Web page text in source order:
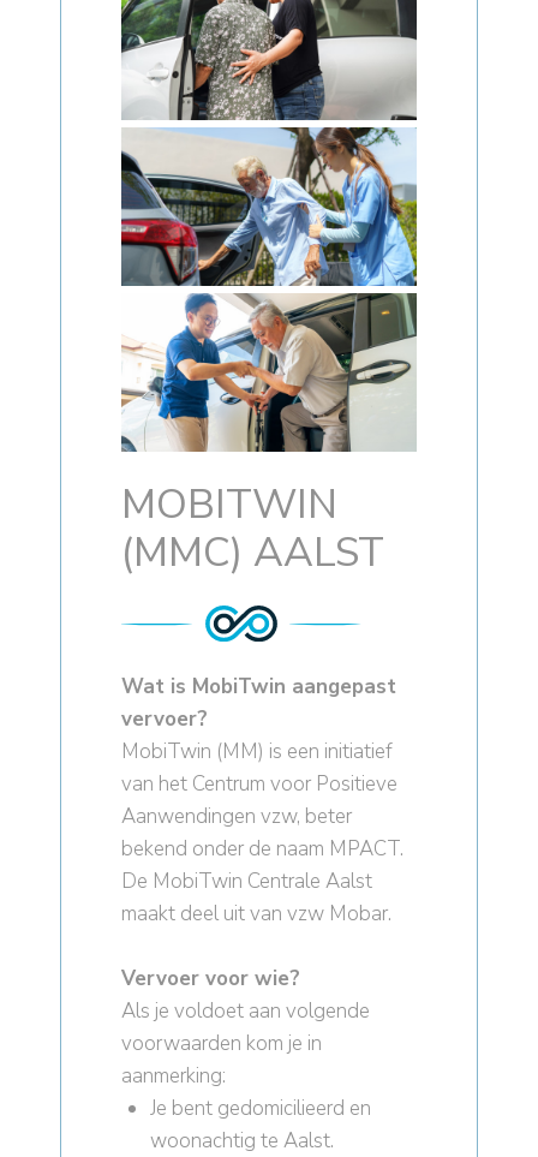
MOBITWIN
(MMC) AALST
Wat is MobiTwin aangepast
vervoer?
MobiTwin (MM) is een initiatief
van het Centrum voor Positieve
Aanwendingen vzw, beter
bekend onder de naam MPACT.
De MobiTwin Centrale Aalst
maakt deel uit van vzw Mobar.
Vervoer voor wie?
Als je voldoet aan volgende
voorwaarden kom je in
aanmerking:
Je bent gedomicilieerd en
woonachtig te Aalst.